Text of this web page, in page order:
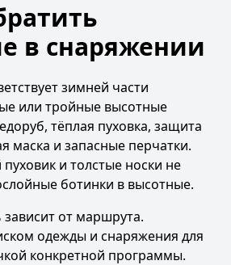
в снаряжении
зимней части
или тройные высотные
тёплая пуховка, защита
маска и запасные перчатки.
и толстые носки не
ботинки в высотные.
от маршрута.
одежды и снаряжения для
конкретной программы.